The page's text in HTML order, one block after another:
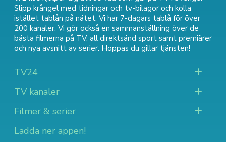
Slipp krångel med tidningar och tv-bilagor och kolla
istället tablån på nätet. Vi har 7-dagars tablå för över
200 kanaler. Vi gör också en sammanställning över de
bästa filmerna på TV, all direktsänd sport samt premiärer
och nya avsnitt av serier. Hoppas du gillar tjänsten!
TV24
TV kanaler
Filmer & serier
Ladda ner appen!